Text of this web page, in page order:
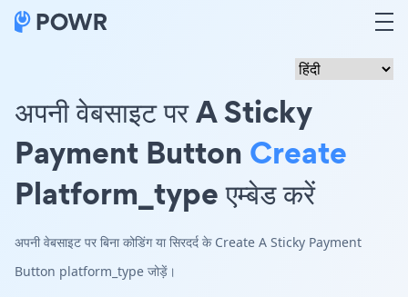
अपनी वेबसाइट पर A Sticky
Payment Button Create
Platform_type एम्बेड करें
अपनी वेबसाइट पर बिना कोडिंग या सिरदर्द के Create A Sticky Payment
Button platform_type जोड़ें।